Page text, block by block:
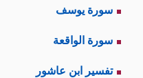
سورة يوسف
سورة الواقعة
تفسير ابن عاشور